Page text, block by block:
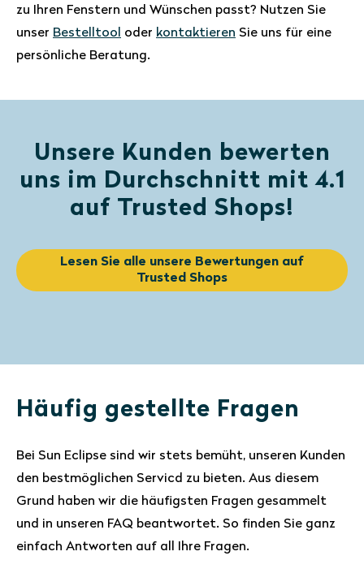
zu Ihren Fenstern und Wünschen passt? Nutzen Sie
unser Bestelltool oder kontaktieren Sie uns für eine
persönliche Beratung.
Unsere Kunden bewerten
uns im Durchschnitt mit 4.1
auf Trusted Shops!
Lesen Sie alle unsere Bewertungen auf
Trusted Shops
Häufig gestellte Fragen
Bei Sun Eclipse sind wir stets bemüht, unseren Kunden
den bestmöglichen Servicd zu bieten. Aus diesem
Grund haben wir die häufigsten Fragen gesammelt
und in unseren FAQ beantwortet. So finden Sie ganz
einfach Antworten auf all Ihre Fragen.